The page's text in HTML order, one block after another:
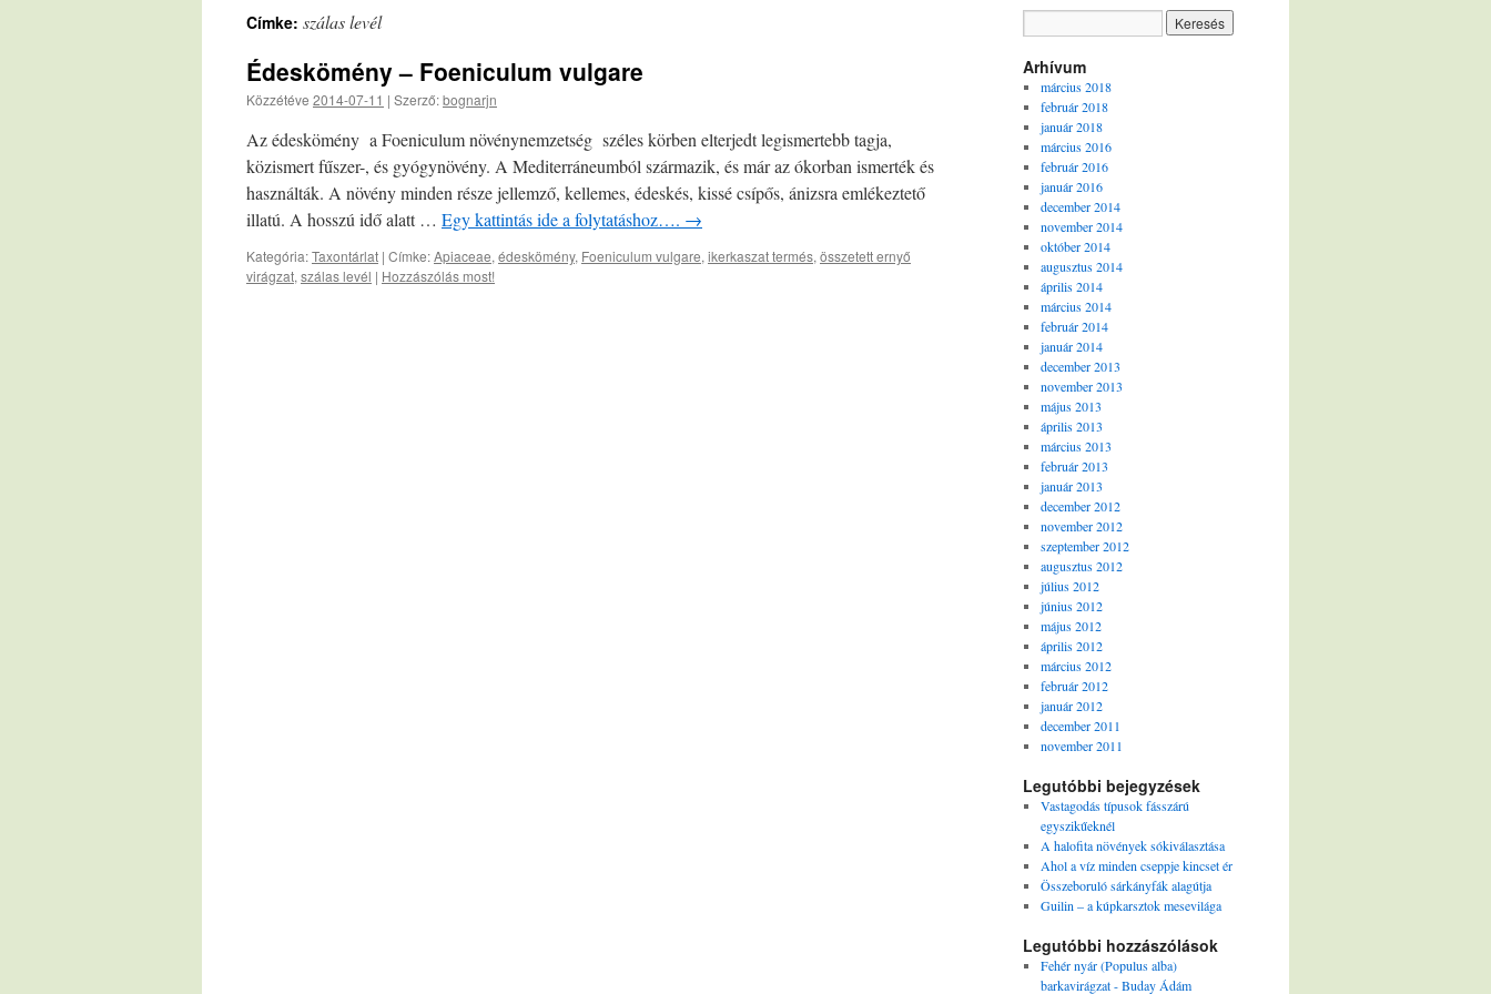
Címke: szálas levél
Édeskömény – Foeniculum vulgare
Közzétéve 2014-07-11 | Szerző:bognarjn
Az édeskömény a Foeniculum növénynemzetség széles körben elterjedt legismertebb tagja,
közismert fűszer-, és gyógynövény. A Mediterráneumból származik, és már az ókorban ismerték és
használták. A növény minden része jellemző, kellemes, édeskés, kissé csípős, ánizsra emlékeztető
illatú. A hosszú idő alatt … Egy kattintás ide a folytatáshoz…. →
Kategória:Taxontárlat | Címke:Apiaceae, édeskömény, Foeniculum vulgare, ikerkaszat termés, összetett ernyő
virágzat, szálas levél | Hozzászólás most!
Arhívum
március 2018
február 2018
január 2018
március 2016
február 2016
január 2016
december 2014
november 2014
október 2014
augusztus 2014
április 2014
március 2014
február 2014
január 2014
december 2013
november 2013
május 2013
április 2013
március 2013
február 2013
január 2013
december 2012
november 2012
szeptember 2012
augusztus 2012
július 2012
június 2012
május 2012
április 2012
március 2012
február 2012
január 2012
december 2011
november 2011
Legutóbbi bejegyzések
Vastagodás típusok fásszárú
egyszikűeknél
A halofita növények sókiválasztása
Ahol a víz minden cseppje kincset ér
Összeboruló sárkányfák alagútja
Guilin – a kúpkarsztok mesevilága
Legutóbbi hozzászólások
Fehér nyár (Populus alba)
barkavirágzat - Buday Ádám